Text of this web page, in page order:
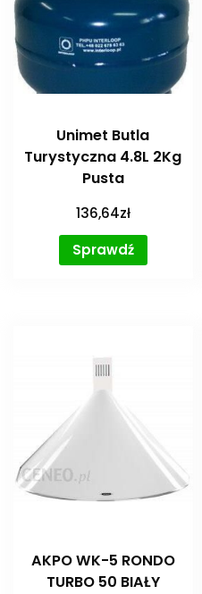
Unimet Butla
Turystyczna 4.8L 2Kg
Pusta
136,64zł
Sprawdź
AKPO WK-5 RONDO
TURBO 50 BIAŁY